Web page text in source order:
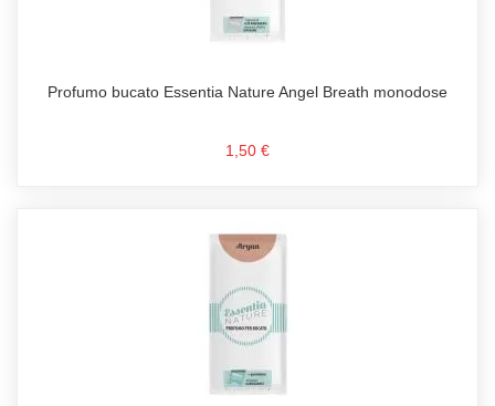
Profumo bucato Essentia Nature Angel Breath monodose
1,50 €